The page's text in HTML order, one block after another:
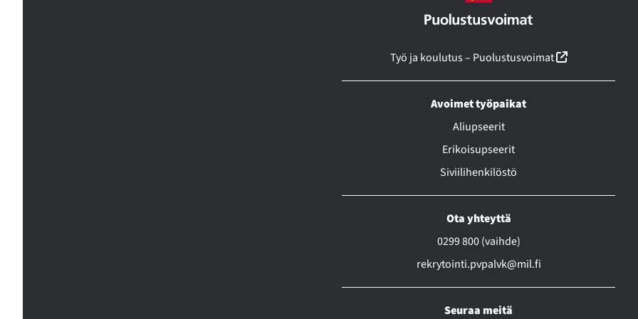
Työ ja koulutus – Puolustusvoimat (linkki avautuu
Avoimet työpaikat
Aliupseerit
Erikoisupseerit
Siviilihenkilöstö
Ota yhteyttä
0299 800 (vaihde)
rekrytointi.pvpalvk@mil.fi
Seuraa meitä